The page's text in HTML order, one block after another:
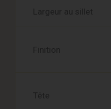
Largeur au sillet
Finition
Tête